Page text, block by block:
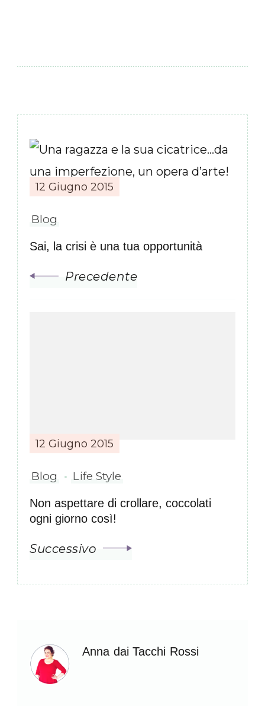
Navigazione
articoli
12 Giugno 2015
Blog
Sai, la crisi è una tua opportunità
Precedente
12 Giugno 2015
Blog Life Style
Non aspettare di crollare, coccolati
ogni giorno così!
Successivo
Anna dai Tacchi Rossi